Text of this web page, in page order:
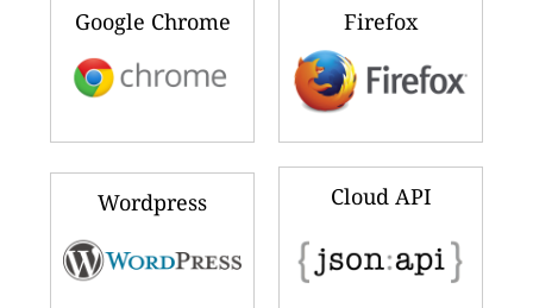
Google Chrome Firefox
Wordpress Cloud API